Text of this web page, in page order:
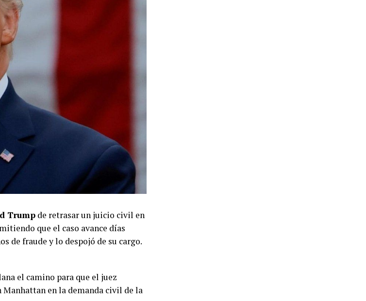
Trump de retrasar un juicio civil en
que el caso avance días
de fraude y lo despojó de su cargo.
el camino para que el juez
en la demanda civil de la